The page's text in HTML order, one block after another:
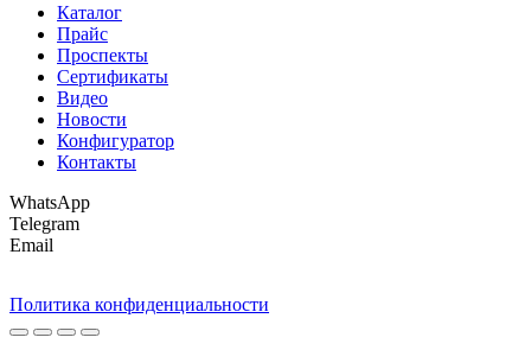
Каталог
Прайс
Проспекты
Сертификаты
Видео
Новости
Конфигуратор
Контакты
WhatsApp
Telegram
Email
Политика конфиденциальности